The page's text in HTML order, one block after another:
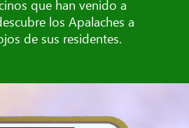
que han venido a
los Apalaches a
de sus residentes.